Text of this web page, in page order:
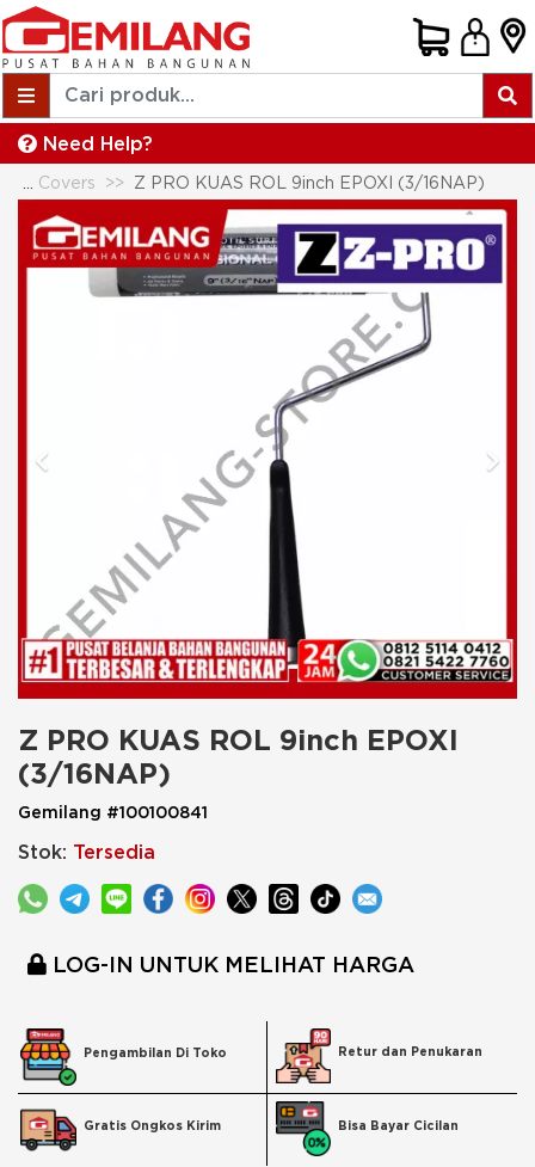
Need Help?
Z PRO KUAS ROL 9inch EPOXI (3/16NAP)
Previous Next
Z PRO KUAS ROL 9inch EPOXI
(3/16NAP)
Gemilang #100100841
Stok: Tersedia
LOG-IN UNTUK MELIHAT HARGA
Pengambilan Di Toko Retur dan Penukaran
Gratis Ongkos Kirim Bisa Bayar Cicilan